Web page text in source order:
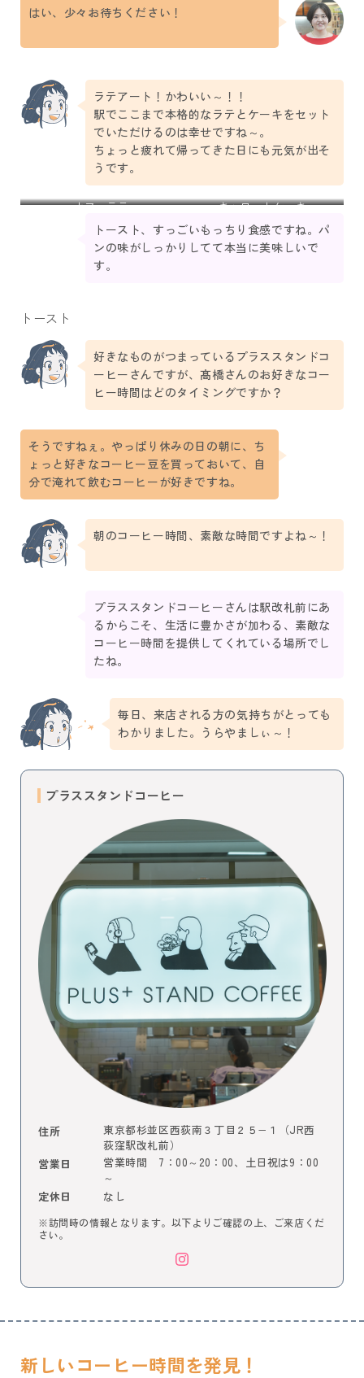
はい、少々お待ちください！
ラテアート！かわいい～！！
駅でここまで本格的なラテとケーキをセット
でいただけるのは幸せですね～。
ちょっと疲れて帰ってきた日にも元気が出そ
うです。
カフェラテ キャロットケーキ
トースト、すっごいもっちり食感ですね。パ
ンの味がしっかりしてて本当に美味しいで
す。
トースト
好きなものがつまっているプラススタンドコ
ーヒーさんですが、髙橋さんのお好きなコー
ヒー時間はどのタイミングですか？
そうですねぇ。やっぱり休みの日の朝に、ち
ょっと好きなコーヒー豆を買っておいて、自
分で淹れて飲むコーヒーが好きですね。
朝のコーヒー時間、素敵な時間ですよね～！
プラススタンドコーヒーさんは駅改札前にあ
るからこそ、生活に豊かさが加わる、素敵な
コーヒー時間を提供してくれている場所でし
たね。
毎日、来店される方の気持ちがとっても
わかりました。うらやましぃ～！
プラススタンドコーヒー
住所
東京都杉並区西荻南３丁目２５−１（JR西
荻窪駅改札前）
営業日
営業時間 7：00～20：00、土日祝は9：00
～
定休日 なし
※訪問時の情報となります。以下よりご確認の上、ご来店くだ
さい。
新しいコーヒー時間を発見！